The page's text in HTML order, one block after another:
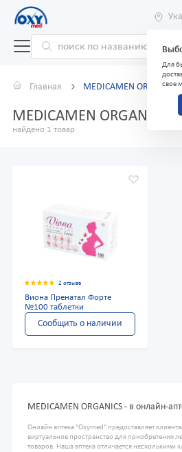
Для
свое
Главная MEDICAMEN ORGANICS
MEDICAMEN ORGANICS
найдено 1 товар
2 отзыва
Виона Пренатал Форте
№100 таблетки
Сообщить о наличии
MEDICAMEN ORGANICS - в онлайн-
Онлайн аптека "Oxymed" предоставляет
виртуальное пространство для приобретения
товаров. Наша аптека отличается